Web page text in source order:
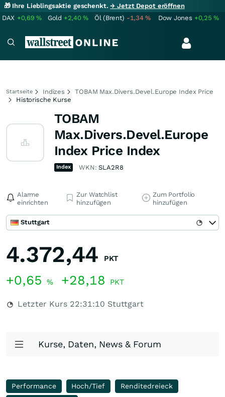
🎁 Ihre Lieblingsaktie geschenkt.→ Jetzt Depot eröffnen
DAX +0,69% Gold +2,40% Öl (Brent) -1,34% Dow Jones +0,25%
Startseite Indizes
TOBAM Max.Divers.Devel.Europe Index Price
Historische Kurse
TOBAM
Max.Divers.Devel.Europe
Index Price Index
Index WKN:SLA2R8
Alarme
einrichten
Zur Watchlist
hinzufügen
Zum Portfolio
hinzufügen
Stuttgart
4.372,44 PKT
+0,65 % +28,18 PKT
Letzter Kurs 22:31:10 Stuttgart
Kurse, Daten, News & Forum
Performance Hoch/Tief
Renditedreieck